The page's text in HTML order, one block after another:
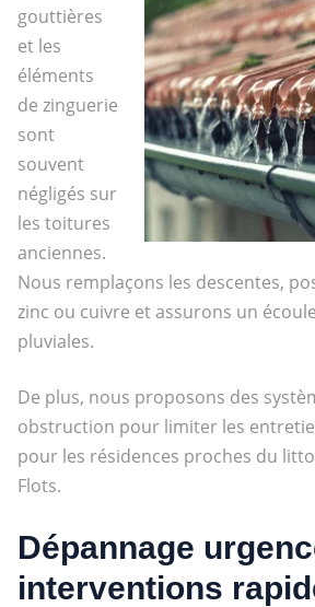
gouttières
et les
éléments
de zinguerie
sont
souvent
négligés sur
les toitures
anciennes.
Nous remplaçons les descentes,
zinc ou cuivre et assurons un
pluviales.
De plus, nous proposons des
obstruction pour limiter les
pour les résidences proches du
Flots.
Dépannage
interventions